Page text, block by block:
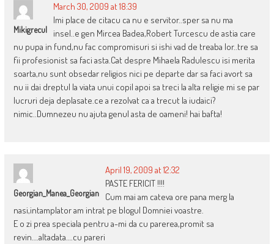
Mikigrecul
March 30, 2009 at 18:39
Imi place de citacu ca nu e servitor..sper sa nu ma
insel..e gen Mircea Badea,Robert Turcescu de astia care
nu pupa in fund,nu fac compromisuri si ishi vad de treaba lor..tre sa
fii profesionist sa faci asta.Cat despre Mihaela Radulescu isi merita
soarta,nu sunt obsedar religios nici pe departe dar sa faci avort sa
nu ii dai dreptul la viata unui copil apoi sa treci la alta religie mi se par
lucruri deja deplasate.ce a rezolvat ca a trecut la iudaici?
nimic..Dumnezeu nu ajuta genul asta de oameni! hai bafta!
Georgian_Manea_Georgian
April 19, 2009 at 12:32
PASTE FERICIT !!!!
Cum mai am cateva ore pana merg la
nasi,intamplator am intrat pe blogul Domniei voastre.
E o zi prea speciala pentru a-mi da cu parerea,promit sa
revin….altadata….cu pareri